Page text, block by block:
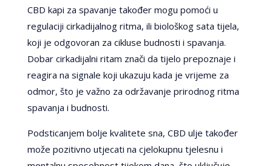
CBD kapi za spavanje također mogu pomoći u
regulaciji cirkadijalnog ritma, ili biološkog sata tijela,
koji je odgovoran za cikluse budnosti i spavanja.
Dobar cirkadijalni ritam znači da tijelo prepoznaje i
reagira na signale koji ukazuju kada je vrijeme za
odmor, što je važno za održavanje prirodnog ritma
spavanja i budnosti.
Podsticanjem bolje kvalitete sna, CBD ulje također
može pozitivno utjecati na cjelokupnu tjelesnu i